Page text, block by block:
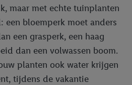
maar met echte tuinplanten
een bloemperk moet anders
een grasperk, een haag
dan een volwassen boom.
planten ook water krijgen
tijdens de vakantie